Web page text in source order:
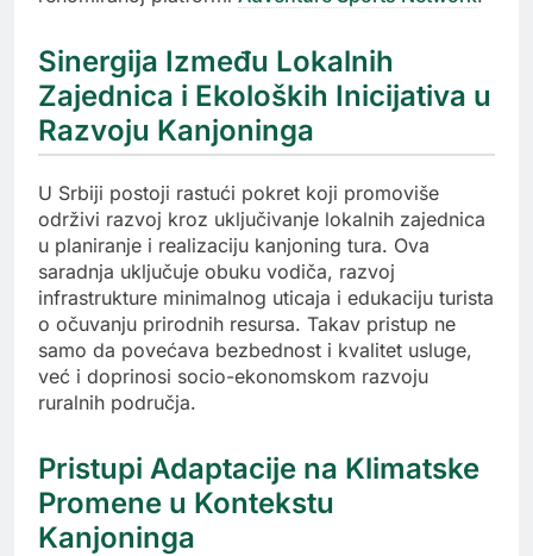
Sinergija Između Lokalnih
Zajednica i Ekoloških Inicijativa u
Razvoju Kanjoninga
U Srbiji postoji rastući pokret koji promoviše
održivi razvoj kroz uključivanje lokalnih zajednica
u planiranje i realizaciju kanjoning tura. Ova
saradnja uključuje obuku vodiča, razvoj
infrastrukture minimalnog uticaja i edukaciju turista
o očuvanju prirodnih resursa. Takav pristup ne
samo da povećava bezbednost i kvalitet usluge,
već i doprinosi socio-ekonomskom razvoju
ruralnih područja.
Pristupi Adaptacije na Klimatske
Promene u Kontekstu
Kanjoninga